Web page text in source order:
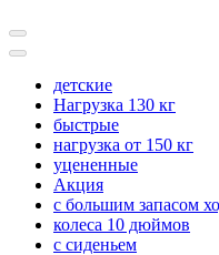
детские
Нагрузка 130 кг
быстрые
нагрузка от 150 кг
уцененные
Акция
с большим запасом
колеса 10 дюймов
с сиденьем